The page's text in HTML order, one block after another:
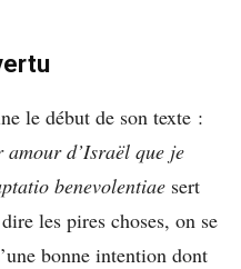
le début de son texte :
amour d’Israël que je
benevolentiae sert
les pires choses, on se
bonne intention dont